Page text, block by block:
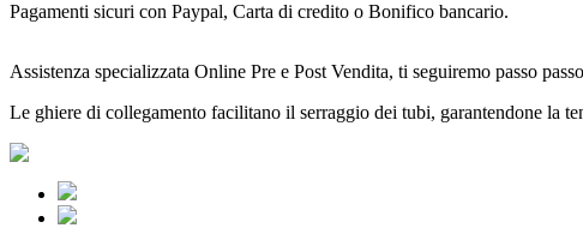
Pagamenti sicuri con Paypal, Carta di credito o Bonifico bancario.
Assistenza specializzata Online Pre e Post Vendita, ti seguiremo passo
Le ghiere di collegamento facilitano il serraggio dei tubi, garantendone la